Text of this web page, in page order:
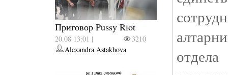
Приговор Pussy Riot
20.08 13:01 |
3210
Alexandra Astakhova